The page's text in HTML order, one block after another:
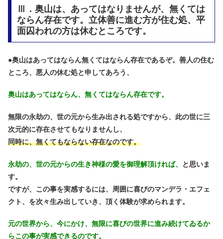
Ⅲ．奥山は、あってはなりませんが、無くては
ならん存在です。立体善に進む方が住む処、平
面囚われの方は休むところです。
●奥山はあってはならん無くてはならん存在であるぞ。善人の住む
ところ、悪人の休む処と申してあろう、
奥山はあってはならん、無くてはならん存在です。
無限の永劫の、世の元から生み出される処ですから、此の世に三
次元的に存在させてもなりませんし、
同時に、無くてもならない存在なのです。
永劫の、世の元からの生き神様の愛を御理解頂ければ、
と思いま
す。
ですが、この事を実感するには、周囲に喜びのマンデラ・エフェ
クト、を次々生み出していき、頂く体験が求められます。
元の世界から、今にかけ、無限に喜びの世界に進み続けてゐるか
らこの事が実感できるのです。